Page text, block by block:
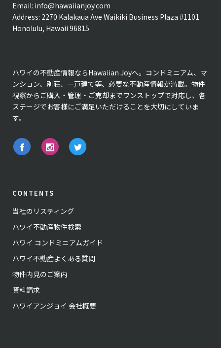
Email: info@hawaiianjoy.com
Address: 2270 Kalakaua Ave Waikiki Business Plaza #1101
Honolulu, Hawaii 96815
ハワイの不動産情報ならHawaiian Joyへ。コンドミニアム、マ
ンション、別荘、一戸建て等、必要な不動産情報が満載。物件
視察からご購入・管理・ご売却までワンストップで対応し、各
ステージでお客様にご満足いただけることを大切にしていま
す。
CONTENTS
当社のリスティング
ハワイ不動産物件検索
ハワイ コンドミニアムガイド
ハワイ不動産よくある質問
物件内見のご案内
資料請求
ハワイアンジョイ 会社概要